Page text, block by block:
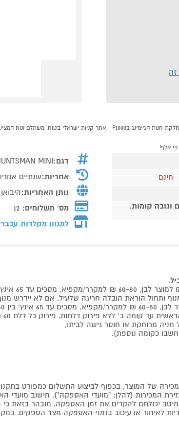
זה
חינם
וגובה קומות.
דגם:MINI
אחריות:שנתיים
נותן האחריות:
מס' תשלומים: 12
למגוון מקלדות
.
פירוק דלתות, פירוק כל דלת 60 ₪ תוספת למוביל בבית.
של המוצר, בכפוף לביצוע התשלום כמפורט
המכירות (להלן: "מועדי האספקה"). חישוב מועדי
יכולתם להקדים את זמן האספקה. מובהר
לאיחור או עיכוב בזמני האספקה מצד הספקים.